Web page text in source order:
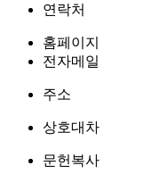
연락처
홈페이지
전자메일
주소
상호대차
문헌복사